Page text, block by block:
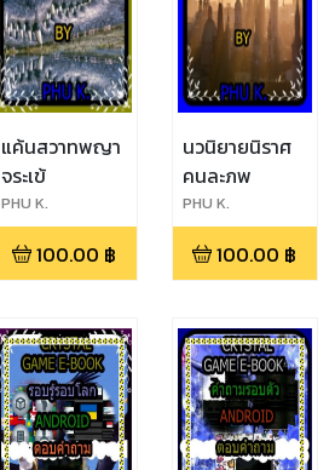
แค้นสวาทพญา
จระเข้
PHU K.
100.00 ฿
นวนิยายนิราศ
คนละภพ
PHU K.
100.00 ฿